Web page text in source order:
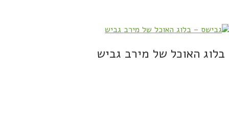
בלוג האוכל של מירב גביש